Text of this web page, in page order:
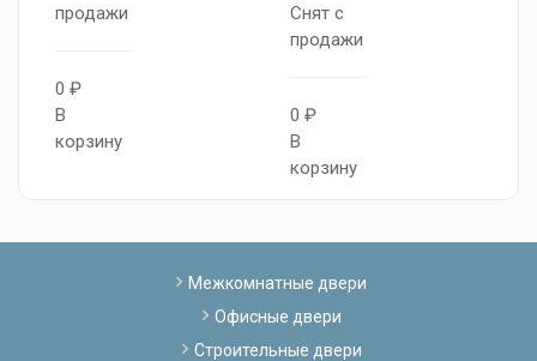
продажи
0 ₽
В
корзину
Снят с
продажи
0 ₽
В
корзину
Межкомнатные двери
Офисные двери
Строительные двери